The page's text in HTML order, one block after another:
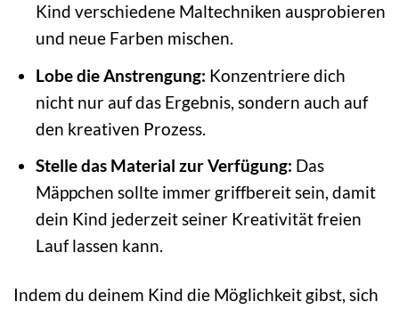
Kind verschiedene Maltechniken ausprobieren
und neue Farben mischen.
Lobe die Anstrengung: Konzentriere dich
nicht nur auf das Ergebnis, sondern auch auf
den kreativen Prozess.
Stelle das Material zur Verfügung: Das
Mäppchen sollte immer griffbereit sein, damit
dein Kind jederzeit seiner Kreativität freien
Lauf lassen kann.
Indem du deinem Kind die Möglichkeit gibst, sich